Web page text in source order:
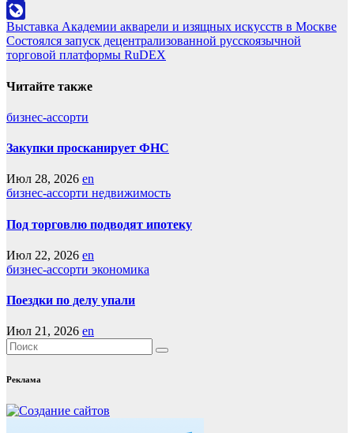
Odnoklassniki
LiveJournal
Навигация
по
Выставка Академии акварели и изящных искусств в Москве
Состоялся запуск децентрализованной русскоязычной
торговой платформы RuDEX
Читайте также
бизнес-ассорти
Закупки просканирует ФНС
Июл 28, 2026 en
бизнес-ассорти недвижимость
Под торговлю подводят ипотеку
Июл 22, 2026 en
бизнес-ассорти экономика
Поездки по делу упали
Июл 21, 2026 en
Реклама